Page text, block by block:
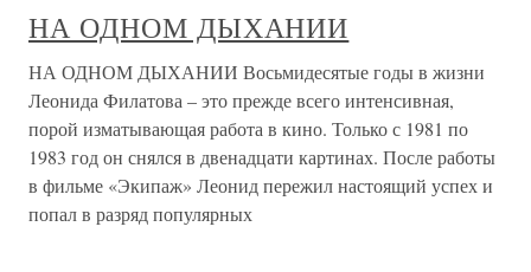
НА ОДНОМ ДЫХАНИИ
НА ОДНОМ ДЫХАНИИ Восьмидесятые годы в жизни
Леонида Филатова – это прежде всего интенсивная,
порой изматывающая работа в кино. Только с 1981 по
1983 год он снялся в двенадцати картинах. После работы
в фильме «Экипаж» Леонид пережил настоящий успех и
попал в разряд популярных